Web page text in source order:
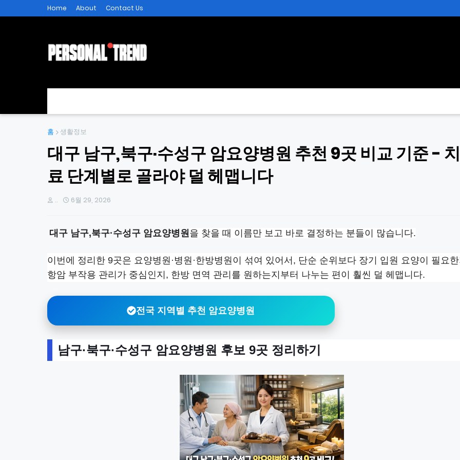
Home About Contact Us
홈 생활정보
대구 남구,북구·수성구 암요양병원 추천 9곳 비교 기준 - 치
료 단계별로 골라야 덜 헤맵니다
.. 6월 29, 2026
대구 남구,북구·수성구 암요양병원을 찾을 때 이름만 보고 바로 결정하는 분들이 많습니다.
이번에 정리한 9곳은 요양병원·병원·한방병원이 섞여 있어서, 단순 순위보다 장기 입원 요양이 필요
항암 부작용 관리가 중심인지, 한방 면역 관리를 원하는지부터 나누는 편이 훨씬 덜 헤맵니다.
전국 지역별 추천 암요양병원
남구·북구·수성구 암요양병원 후보 9곳 정리하기